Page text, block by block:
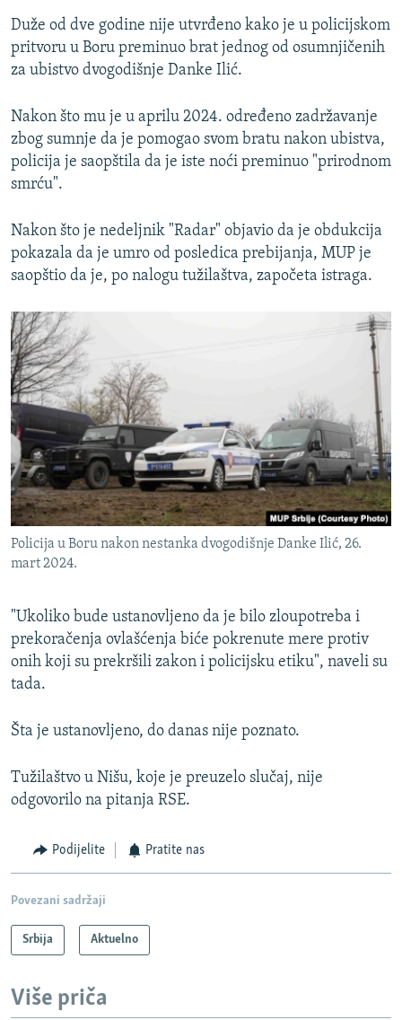
Duže od dve godine nije utvrđeno kako je u policijskom
pritvoru u Boru preminuo brat jednog od osumnjičenih
za ubistvo dvogodišnje Danke Ilić.
Nakon što mu je u aprilu 2024. određeno zadržavanje
zbog sumnje da je pomogao svom bratu nakon ubistva,
policija je saopštila da je iste noći preminuo "prirodnom
smrću".
Nakon što je nedeljnik "Radar" objavio da je obdukcija
pokazala da je umro od posledica prebijanja, MUP je
saopštio da je, po nalogu tužilaštva, započeta istraga.
Policija u Boru nakon nestanka dvogodišnje Danke Ilić, 26.
mart 2024.
"Ukoliko bude ustanovljeno da je bilo zloupotreba i
prekoračenja ovlašćenja biće pokrenute mere protiv
onih koji su prekršili zakon i policijsku etiku", naveli su
tada.
Šta je ustanovljeno, do danas nije poznato.
Tužilaštvo u Nišu, koje je preuzelo slučaj, nije
odgovorilo na pitanja RSE.
Podijelite Pratite nas
Povezani sadržaji
Srbija Aktuelno
Više priča